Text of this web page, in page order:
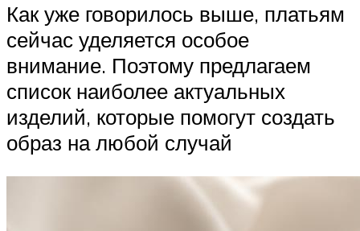
Как уже говорилось выше, платьям
сейчас уделяется особое
внимание. Поэтому предлагаем
список наиболее актуальных
изделий, которые помогут создать
образ на любой случай